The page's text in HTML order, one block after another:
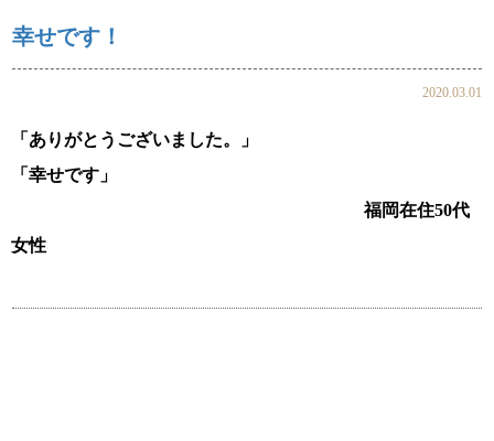
幸せです！
2020.03.01
「ありがとうございました。」
「幸せです」
福岡在住50代
女性